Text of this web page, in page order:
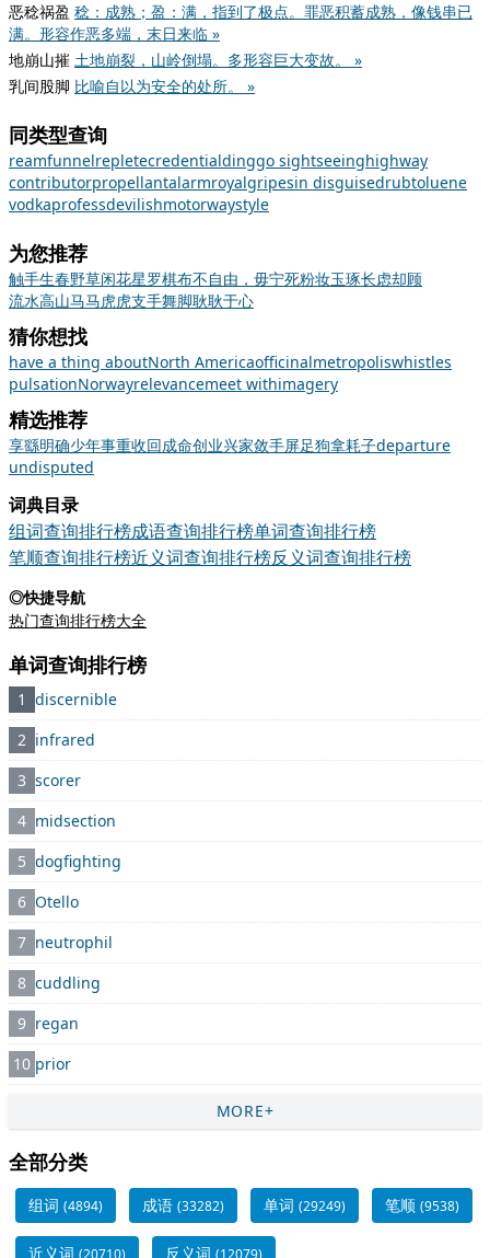
恶稔祸盈 稔：成熟；盈：满，指到了极点。罪恶积蓄成熟，像钱串已
满。形容作恶多端，末日来临 »
地崩山摧 土地崩裂，山岭倒塌。多形容巨大变故。 »
乳间股脚 比喻自以为安全的处所。 »
同类型查询
reamfunnelrepletecredentialdinggo sightseeinghighway
contributorpropellantalarmroyalgripesin disguisedrubtoluene
vodkaprofessdevilishmotorwaystyle
为您推荐
触手生春野草闲花星罗棋布不自由，毋宁死粉妆玉琢长虑却顾
流水高山马马虎虎支手舞脚耿耿于心
猜你想找
have a thing aboutNorth Americaofficinalmetropoliswhistles
pulsationNorwayrelevancemeet withimagery
精选推荐
享繇明确少年事重收回成命创业兴家敛手屏足狗拿耗子departure
undisputed
词典目录
组词查询排行榜成语查询排行榜单词查询排行榜
笔顺查询排行榜近义词查询排行榜反义词查询排行榜
◎快捷导航
热门查询排行榜大全
单词查询排行榜
1 discernible
2 infrared
3 scorer
4 midsection
5 dogfighting
6 Otello
7 neutrophil
8 cuddling
9 regan
10 prior
MORE+
全部分类
组词 (4894) 成语 (33282) 单词 (29249) 笔顺 (9538)
近义词 (20710) 反义词 (12079)